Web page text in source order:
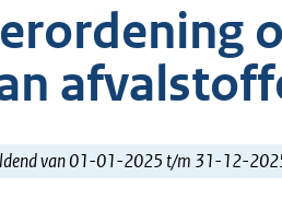
van 01-01-2025 t/m 31-12-